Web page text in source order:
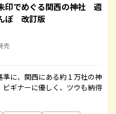
印でめぐる関西の神社 週
ぽ 改訂版
売
準に、関西にある約１万社の神
ギナーに優しく、ツウも納得